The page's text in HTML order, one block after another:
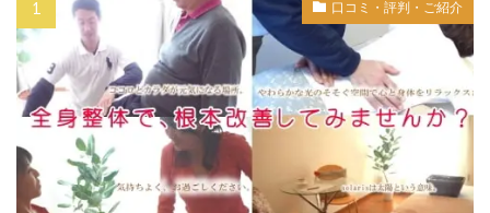
口コミ・評判・ご紹介